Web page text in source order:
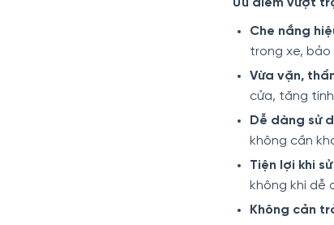
Ưu điểm vượt
Che nắng
trong xe, bảo
Vừa vặn,
cửa, tăng
Dễ dàng sử
không cần
Tiện lợi khi
không khí dễ
Không cản